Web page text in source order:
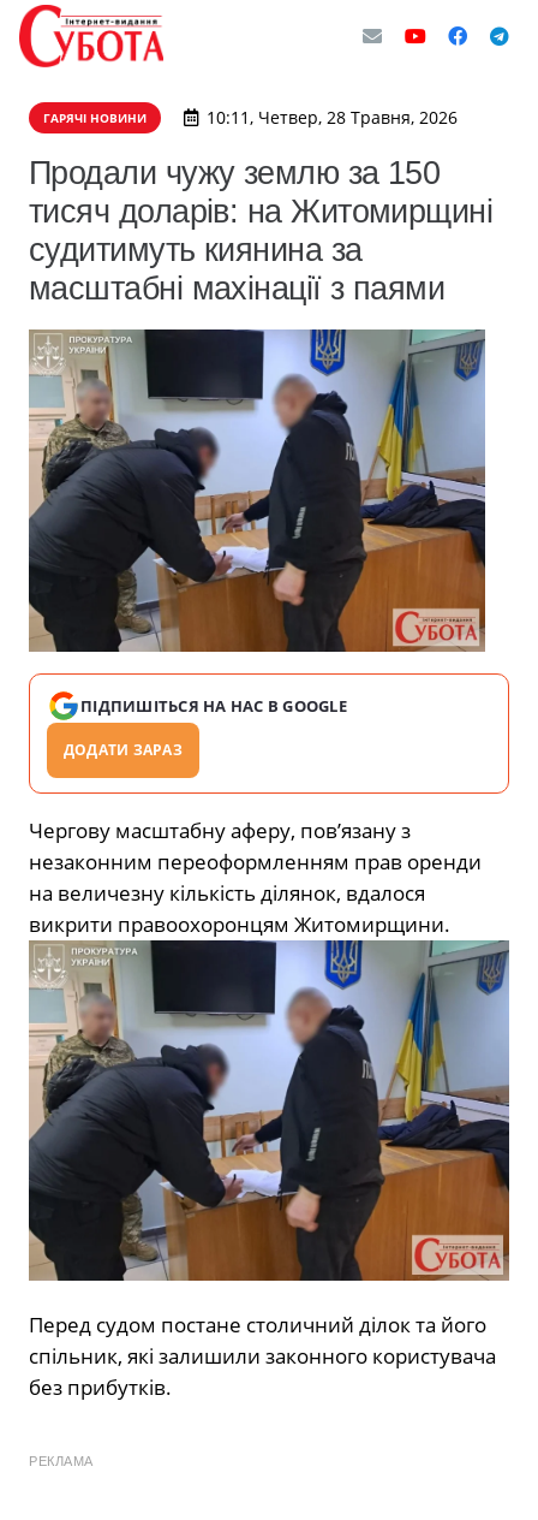
ГАРЯЧІ НОВИНИ 10:11, Четвер, 28 Травня, 2026
Продали чужу землю за 150
тисяч доларів: на Житомирщині
судитимуть киянина за
масштабні махінації з паями
ПІДПИШІТЬСЯ НА НАС В GOOGLE
ДОДАТИ ЗАРАЗ
Чергову масштабну аферу, пов’язану з
незаконним переоформленням прав оренди
на величезну кількість ділянок, вдалося
викрити правоохоронцям Житомирщини.
Перед судом постане столичний ділок та його
спільник, які залишили законного користувача
без прибутків.
РЕКЛАМА